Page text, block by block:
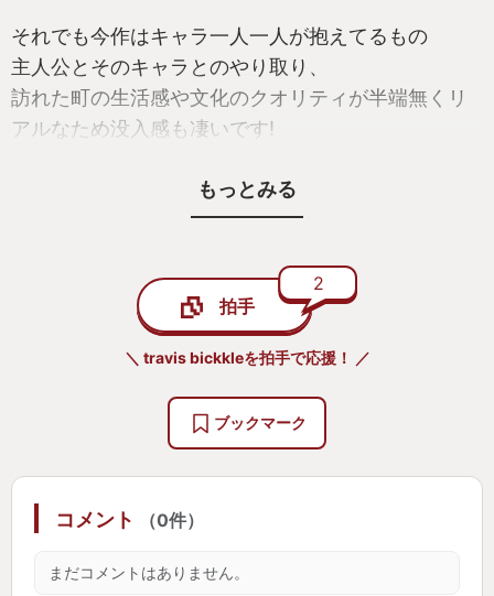
それでも今作はキャラ一人一人が抱えてるもの
主人公とそのキャラとのやり取り、
訪れた町の生活感や文化のクオリティが半端無くリ
アルなため没入感も凄いです!
是非遊んで欲しい一本ではあるのですが気持ち的に
覚悟が必要なので、その辺に耐性がある方のみお願
もっとみる
拍手
2
＼ travis bickkleを拍手で応援！ ／
ブックマーク
コメント （0件）
まだコメントはありません。